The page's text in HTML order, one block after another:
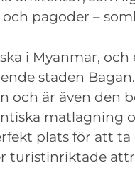
pagoder –
i Myanmar, och
staden
och är även den
matlagning
plats för att
turistinriktade